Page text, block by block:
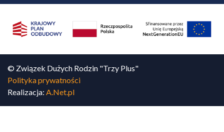
© Związek Dużych Rodzin "Trzy Plus"
Polityka prywatności
Realizacja: A.Net.pl